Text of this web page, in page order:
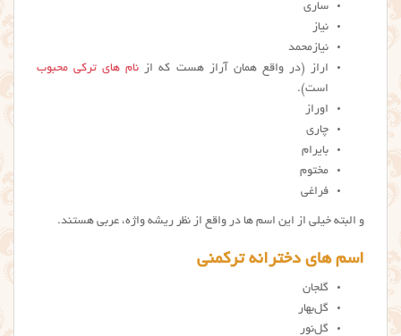
ساری
نیاز
نیازمحمد
اراز (در واقع همان آراز هست که از نام های ترکی محبوب
است).
اوراز
چاری
بایرام
مختوم
فراغی
و البته خیلی از این اسم ها در واقع از نظر ریشه واژه، عربی هستند.
اسم های دخترانه ترکمنی
گلجان
گل‌بهار
گل‌نور